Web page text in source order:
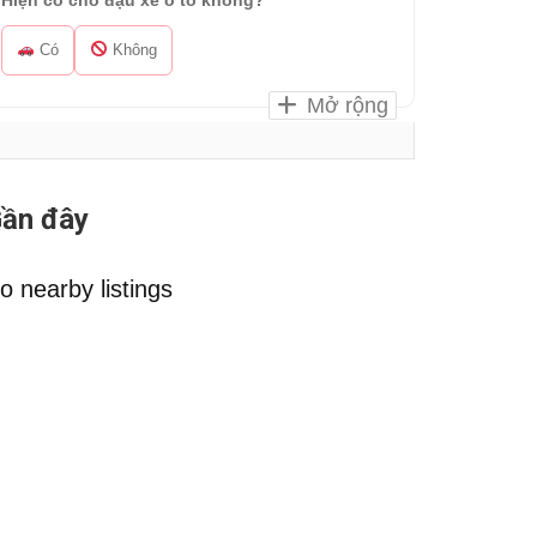
Có Không
Mở rộng
đây
nearby listings